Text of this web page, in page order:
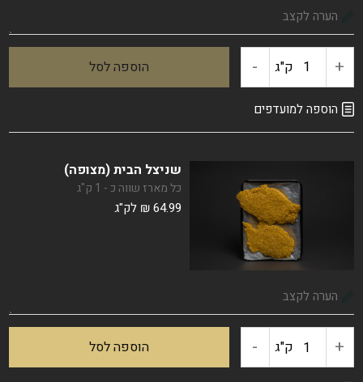
+ כמות
של
ק"ג - הוספה לסל
הוספה למועדפים
שניצל הבית (מצופה)
כל מארז שווה כ - 1 ק"ג
₪64.99 לק"ג
+ כמות ק"ג - הוספה לסל